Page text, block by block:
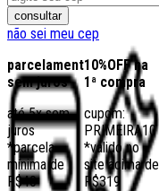
consultar
não sei meu cep
parcelamento
sem juros
até 5x sem
juros
*parcela
mínima de
R$40
10%OFF na
1ª compra
cupom:
PRIMEIRA10
*válido no
site acima de
R$319